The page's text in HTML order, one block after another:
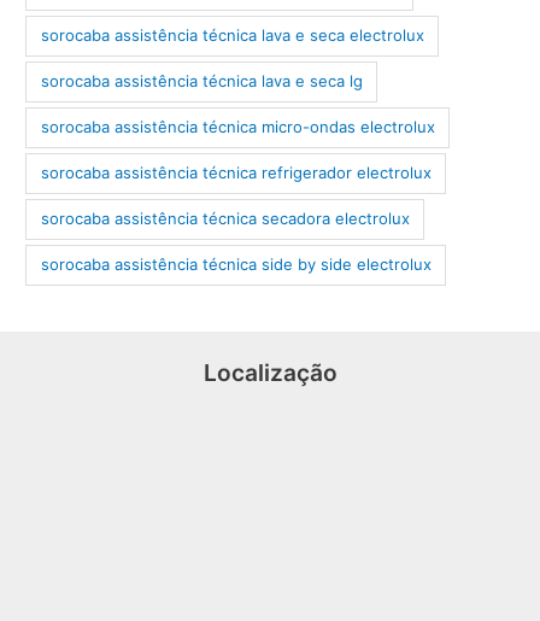
sorocaba assistência técnica lava e seca electrolux
sorocaba assistência técnica lava e seca lg
sorocaba assistência técnica micro-ondas electrolux
sorocaba assistência técnica refrigerador electrolux
sorocaba assistência técnica secadora electrolux
sorocaba assistência técnica side by side electrolux
Localização